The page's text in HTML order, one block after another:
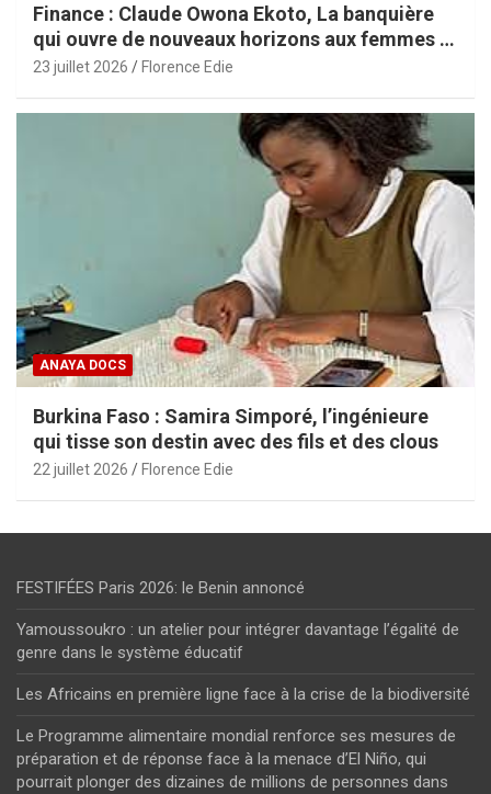
Finance : Claude Owona Ekoto, La banquière
qui ouvre de nouveaux horizons aux femmes et
aux PME africaines
23 juillet 2026 Florence Edie
ANAYA DOCS
Burkina Faso : Samira Simporé, l’ingénieure
qui tisse son destin avec des fils et des clous
22 juillet 2026 Florence Edie
FESTIFÉES Paris 2026: le Benin annoncé
Yamoussoukro : un atelier pour intégrer davantage l’égalité de
genre dans le système éducatif
Les Africains en première ligne face à la crise de la biodiversité
Le Programme alimentaire mondial renforce ses mesures de
préparation et de réponse face à la menace d’El Niño, qui
pourrait plonger des dizaines de millions de personnes dans